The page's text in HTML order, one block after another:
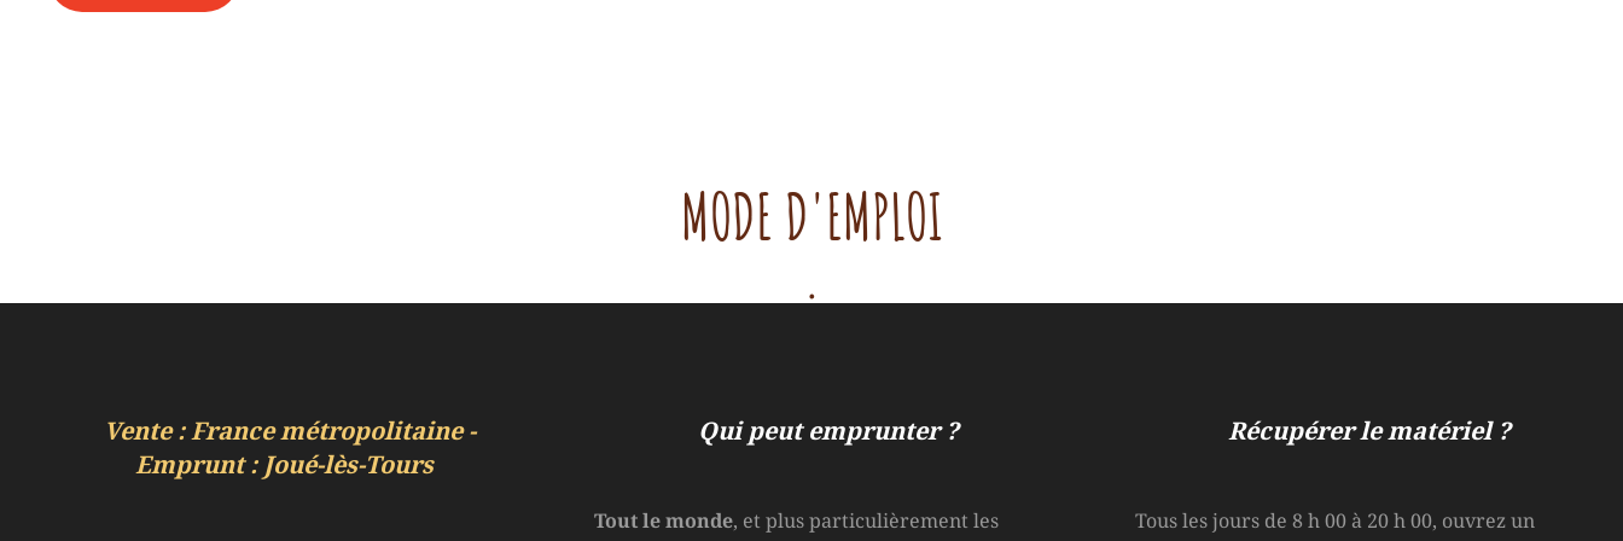
MODE D'EMPLOI
.
Vente : France métropolitaine -
Emprunt : Joué-lès-Tours
Qui peut emprunter ?
Tout le monde, et plus particulièrement les
Récupérer le matériel ?
Tous les jours de 8 h 00 à 20 h 00, ouvrez un